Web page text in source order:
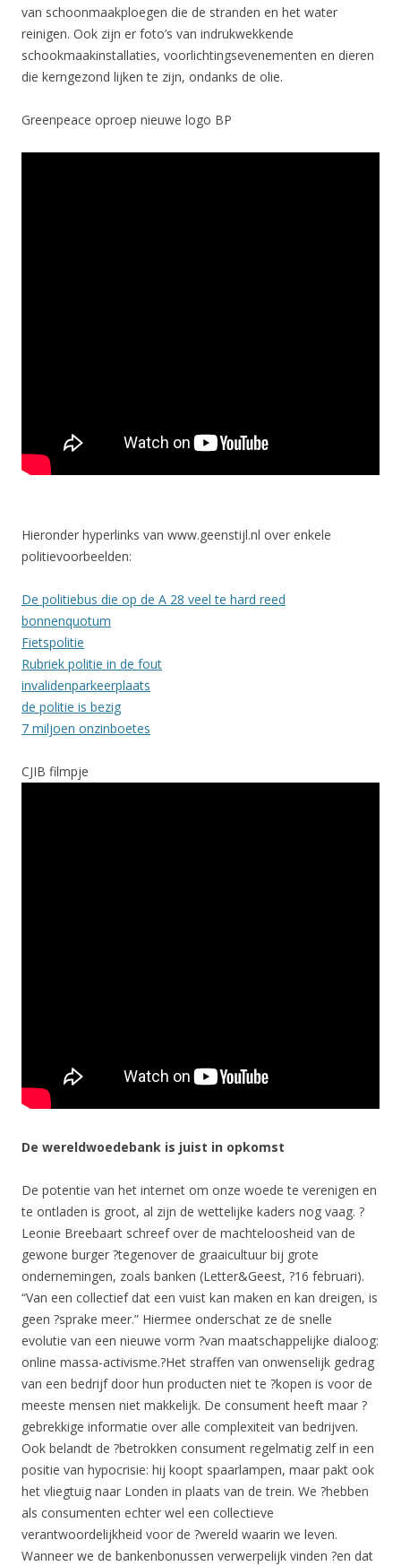
van schoonmaakploegen die de stranden en het water
reinigen. Ook zijn er foto’s van indrukwekkende
schookmaakinstallaties, voorlichtingsevenementen en dieren
die kerngezond lijken te zijn, ondanks de olie.
Greenpeace oproep nieuwe logo BP
Hieronder hyperlinks van www.geenstijl.nl over enkele
politievoorbeelden:
De politiebus die op de A 28 veel te hard reed
bonnenquotum
Fietspolitie
Rubriek politie in de fout
invalidenparkeerplaats
de politie is bezig
7 miljoen onzinboetes
CJIB filmpje
De wereldwoedebank is juist in opkomst
De potentie van het internet om onze woede te verenigen en
te ontladen is groot, al zijn de wettelijke kaders nog vaag. ?
Leonie Breebaart schreef over de machteloosheid van de
gewone burger ?tegenover de graaicultuur bij grote
ondernemingen, zoals banken (Letter&Geest, ?16 februari).
“Van een collectief dat een vuist kan maken en kan dreigen, is
geen ?sprake meer.” Hiermee onderschat ze de snelle
evolutie van een nieuwe vorm ?van maatschappelijke dialoog:
online massa-activisme.?Het straffen van onwenselijk gedrag
van een bedrijf door hun producten niet te ?kopen is voor de
meeste mensen niet makkelijk. De consument heeft maar ?
gebrekkige informatie over alle complexiteit van bedrijven.
Ook belandt de ?betrokken consument regelmatig zelf in een
positie van hypocrisie: hij koopt spaarlampen, maar pakt ook
het vliegtuig naar Londen in plaats van de trein. We ?hebben
als consumenten echter wel een collectieve
verantwoordelijkheid voor de ?wereld waarin we leven.
Wanneer we de bankenbonussen verwerpelijk vinden ?en dat